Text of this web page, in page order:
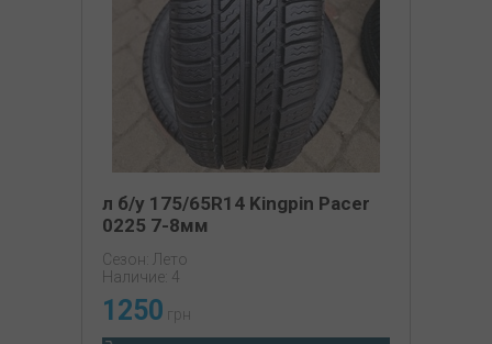
л б/у 175/65R14 Kingpin Pacer
0225 7-8мм
Сезон: Лето
Наличие: 4
1250 грн